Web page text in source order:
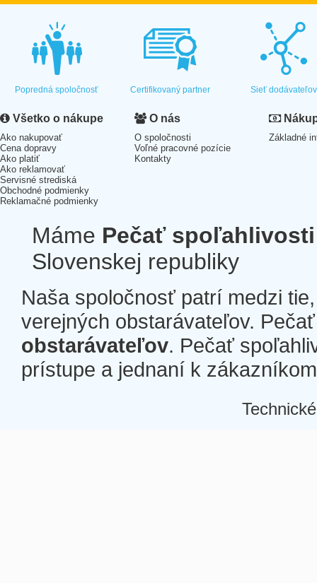
Popredná spoločnosť Certifikovaný partner Sieť dodávateľov
Všetko o nákupe
Ako nakupovať
Cena dopravy
Ako platiť
Ako reklamovať
Servisné strediská
Obchodné podmienky
Reklamačné podmienky
O nás
O spoločnosti
Voľné pracovné pozície
Kontakty
Základné
Máme Pečať spoľahlivosti
Slovenskej republiky
Naša spoločnosť patrí medzi
verejných obstarávateľov.
obstarávateľov. Pečať
prístupe a jednaní k